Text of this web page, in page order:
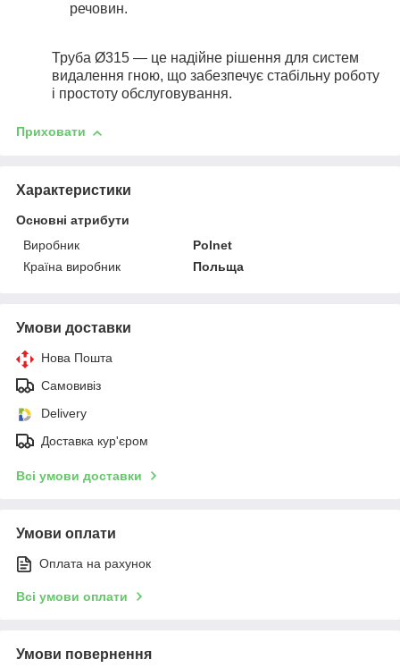
речовин.
Труба Ø315 — це надійне рішення для систем
видалення гною, що забезпечує стабільну роботу
і простоту обслуговування.
Приховати
Характеристики
Основні атрибути
Виробник
Polnet
Країна виробник
Польща
Умови доставки
Нова Пошта
Самовивіз
Delivery
Доставка кур'єром
Всі умови доставки
Умови оплати
Оплата на рахунок
Всі умови оплати
Умови повернення